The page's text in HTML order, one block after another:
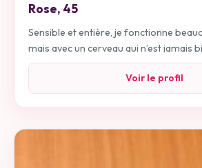
Rose, 45
Sensible et entière, je fonctionne
mais avec un cerveau qui n’est jamais
les échanges vrais, la complicité, et
simples qui deviennent précieux quand
avec la bonne personne. Douce,
du genre à éviter les conflits, je crois
tout passe par la communication, le
tendresse au quotidien. J’ai besoin
Un homme doux patient et mais fort
Voir le profil